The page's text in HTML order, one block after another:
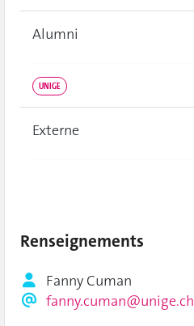
Alumni
UNIGE
Externe
Renseignements
Fanny Cuman
fanny.cuman@unige.ch